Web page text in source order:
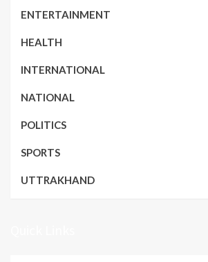
ENTERTAINMENT
HEALTH
INTERNATIONAL
NATIONAL
POLITICS
SPORTS
UTTRAKHAND